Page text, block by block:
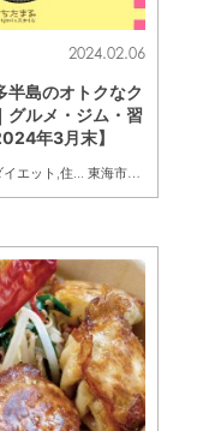
まるスタイル掲載店 まとめ記事
東海市
,大府市
2024.02.06
半島のオトクなク
グルメ・ジム・習
年3月末】
イエット ,住まい ,習い事